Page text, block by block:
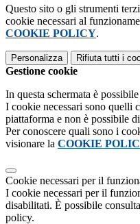
Questo sito o gli strumenti
cookie necessari al
COOKIE POLICY.
Personalizza Rifiuta tutti i
Gestione cookie
In questa schermata è
I cookie necessari sono quelli
piattaforma e non è possibile
Per conoscere quali sono i
visionare la COOKIE
Cookie necessari per il
I cookie necessari per il
disabilitati. È possibile
policy.